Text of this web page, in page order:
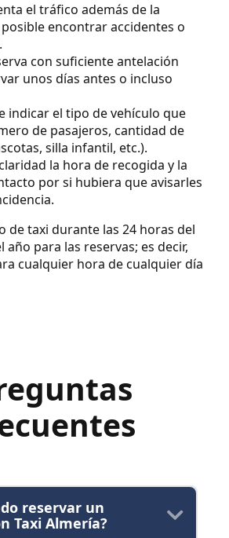
el tráfico además de la
encontrar accidentes o
con suficiente antelación
unos días antes o incluso
indicar el tipo de vehículo que
de pasajeros, cantidad de
silla infantil, etc.).
la hora de recogida y la
por si hubiera que avisarles
de taxi durante las 24 horas del
año para las reservas; es decir,
cualquier hora de cualquier día
reservar un
Taxi Almería?